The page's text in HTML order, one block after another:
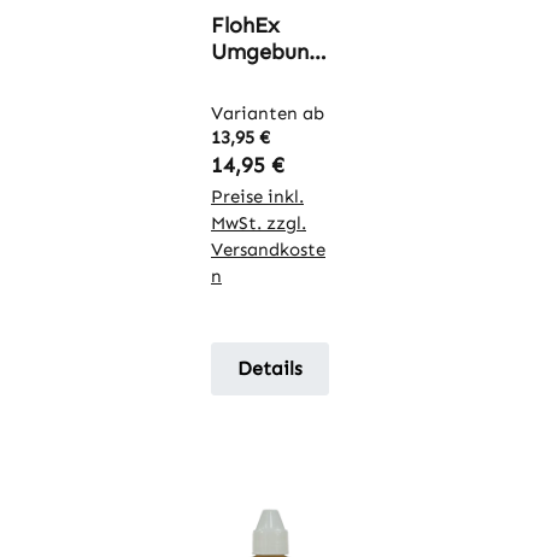
Durchschnittliche Bewertung von 5
FlohEx
Umgebung
Varianten ab
13,95 €
Regulärer Preis:
14,95 €
Preise inkl.
MwSt. zzgl.
Versandkoste
n
Details